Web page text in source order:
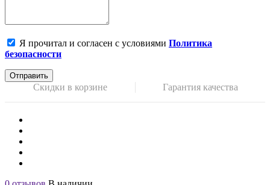
Я прочитал и согласен с условиями Политика
безопасности
Отправить
Скидки в корзине Гарантия качества